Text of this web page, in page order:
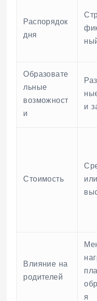
Распорядок
дня
Образовате
льные
возможност
и
и
Стоимость
или
Влияние на
родителей
я